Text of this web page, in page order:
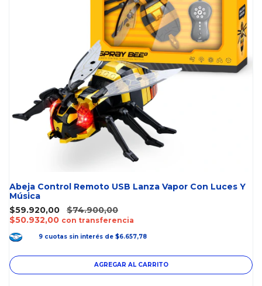
Abeja Control Remoto USB Lanza Vapor Con Luces Y
Música
$59.920,00
$74.900,00
$50.932,00 con transferencia
9 cuotas sin interés de $6.657,78